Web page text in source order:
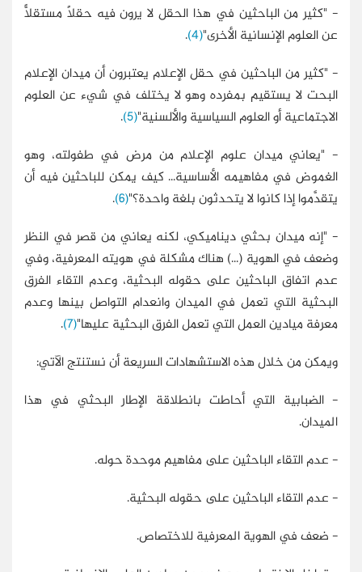
- "كثير من الباحثين في هذا الحقل لا يرون فيه حقلًا مستقلًّا
عن العلوم الإنسانية الأخرى"(4)
.
- "كثير من الباحثين في حقل الإعلام يعتبرون أن ميدان الإعلام
البحت لا يستقيم بمفرده وهو لا يختلف في شيء عن العلوم
الاجتماعية أو العلوم السياسية والألسنية"(5)
.
- "يعاني ميدان علوم الإعلام من مرض في طفولته، وهو
الغموض في مفاهيمه الأساسية... كيف يمكن للباحثين فيه أن
يتقدَّموا إذا كانوا لا يتحدثون بلغة واحدة؟"(6)
.
- "إنه ميدان بحثي ديناميكي، لكنه يعاني من قصر في النظر
وضعف في الهوية (...) هناك مشكلة في هويته المعرفية، وفي
عدم اتفاق الباحثين على حقوله البحثية، وعدم التقاء الفرق
البحثية التي تعمل في الميدان وانعدام التواصل بينها وعدم
معرفة ميادين العمل التي تعمل الفرق البحثية عليها"(7)
.
ويمكن من خلال هذه الاستشهادات السريعة أن نستنتج الآتي:
- الضبابية التي أحاطت بانطلاقة الإطار البحثي في هذا
الميدان.
- عدم التقاء الباحثين على مفاهيم موحدة حوله.
- عدم التقاء الباحثين على حقوله البحثية.
- ضعف في الهوية المعرفية للاختصاص.